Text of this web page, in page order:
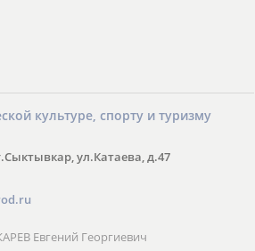
культуре, спорту и туризму
ул.Катаева, д.47
Евгений Георгиевич